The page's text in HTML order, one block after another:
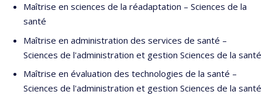
Maîtrise en sciences de la réadaptation – Sciences de la
santé
Maîtrise en administration des services de santé –
Sciences de l'administration et gestion Sciences de la santé
Maîtrise en évaluation des technologies de la santé –
Sciences de l'administration et gestion Sciences de la santé